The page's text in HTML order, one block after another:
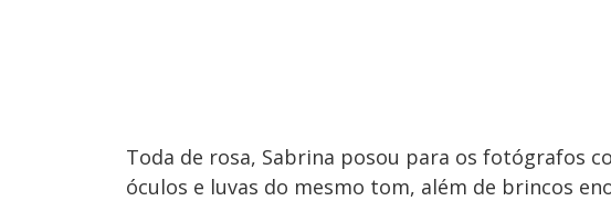
Toda de rosa, Sabrina posou para os fotógrafos
óculos e luvas do mesmo tom, além de brincos